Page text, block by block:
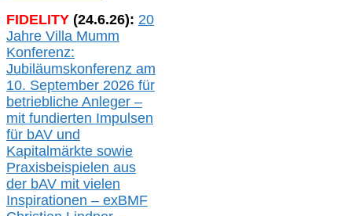
FIDELITY (24.6.26): 20
Jahre Villa Mumm
Konferenz:
Jubiläumskonferenz am
10. September 2026 für
betriebliche Anleger –
mit fundierten Impulsen
für bAV und
Kapitalmärkte sowie
Praxisbeispielen aus
der bAV mit vielen
Inspirationen – exBMF